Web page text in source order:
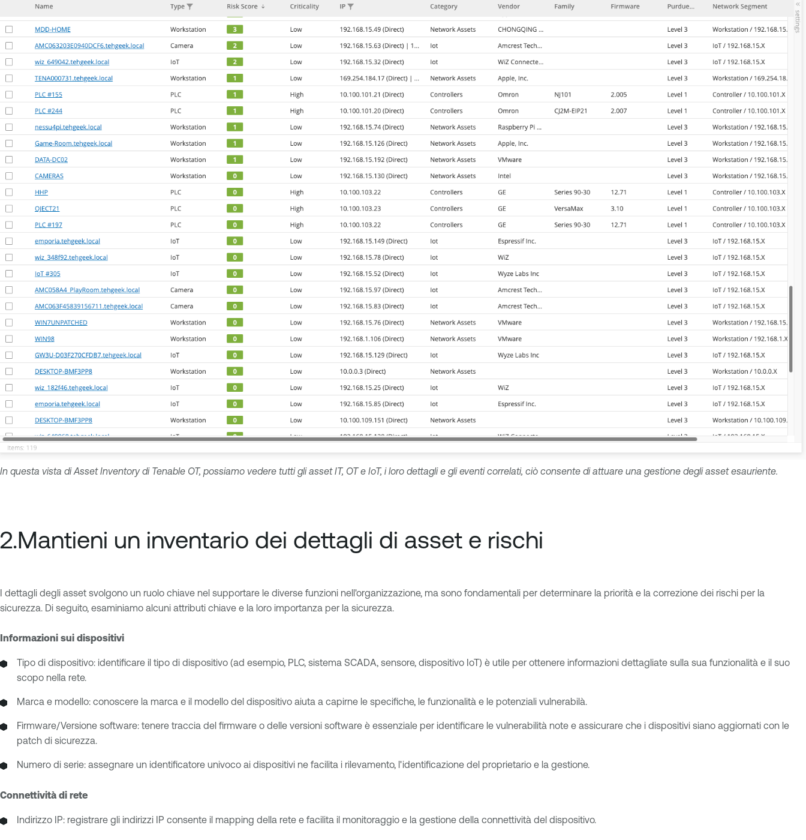
In questa vista di Asset Inventory di Tenable OT, possiamo vedere tutti gli asset IT, OT e IoT, i loro dettagli e gli eventi correlati, ciò consente di attuare una gestione degli asset esauriente.
2.Mantieni un inventario dei dettagli di asset e rischi
I dettagli degli asset svolgono un ruolo chiave nel supportare le diverse funzioni nell'organizzazione, ma sono fondamentali per determinare la priorità e la correzione dei rischi per la
sicurezza. Di seguito, esaminiamo alcuni attributi chiave e la loro importanza per la sicurezza.
Informazioni sui dispositivi
Tipo di dispositivo: identificare il tipo di dispositivo (ad esempio, PLC, sistema SCADA, sensore, dispositivo IoT) è utile per ottenere informazioni dettagliate sulla sua funzionalità e il suo
scopo nella rete.
Marca e modello: conoscere la marca e il modello del dispositivo aiuta a capirne le specifiche, le funzionalità e le potenziali vulnerabilà.
Firmware/Versione software: tenere traccia del firmware o delle versioni software è essenziale per identificare le vulnerabilità note e assicurare che i dispositivi siano aggiornati con le
patch di sicurezza.
Numero di serie: assegnare un identificatore univoco ai dispositivi ne facilita i rilevamento, l'identificazione del proprietario e la gestione.
Connettività di rete
Indirizzo IP: registrare gli indirizzi IP consente il mapping della rete e facilita il monitoraggio e la gestione della connettività del dispositivo.